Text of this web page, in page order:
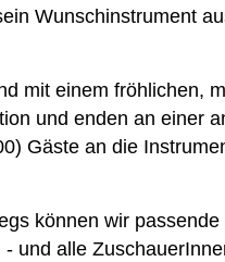
Wunschinstrument
mit einem fröhlichen,
und enden an einer
Gäste an die
können wir
und alle